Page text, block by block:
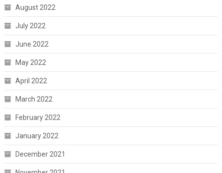
August 2022
July 2022
June 2022
May 2022
April 2022
March 2022
February 2022
January 2022
December 2021